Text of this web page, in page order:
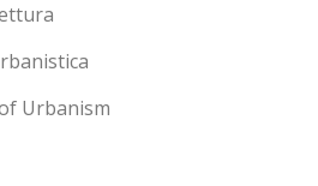
Urbanism